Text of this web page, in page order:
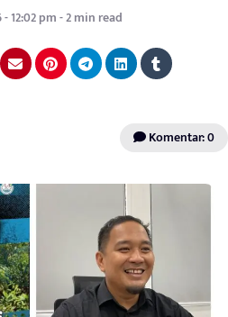
- 12:02 pm - 2 min read
Komentar: 0